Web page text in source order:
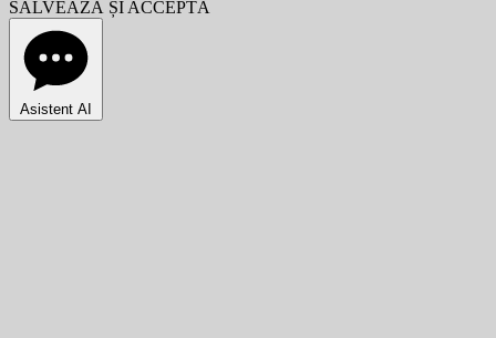
SALVEAZĂ ȘI ACCEPTĂ
Asistent AI